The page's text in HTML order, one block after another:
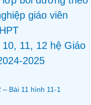
giáo viên
11, 12 hệ Giáo
2025
Bài 11 hình 11-1